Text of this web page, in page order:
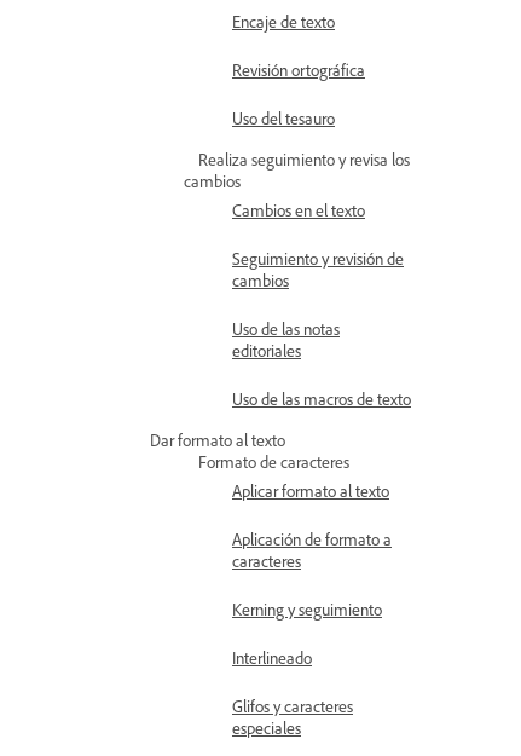
Encaje de texto
Revisión ortográfica
Uso del tesauro
Realiza seguimiento y revisa los
cambios
Cambios en el texto
Seguimiento y revisión de
cambios
Uso de las notas
editoriales
Uso de las macros de texto
Dar formato al texto
Formato de caracteres
Aplicar formato al texto
Aplicación de formato a
caracteres
Kerning y seguimiento
Interlineado
Glifos y caracteres
especiales